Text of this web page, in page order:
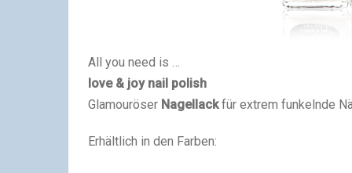
All you need is …
love & joynail polish
Glamouröser Nagellackfür extrem funkelnde
Erhältlich in den Farben: